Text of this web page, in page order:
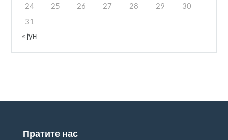
24
25 26 27 28 29
30
31
« јун
Пратите нас